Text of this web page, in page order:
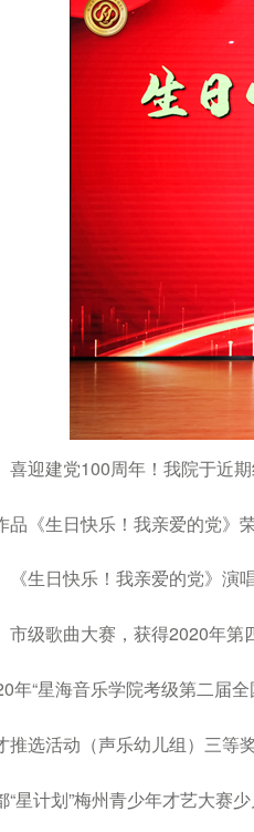
喜迎建党100周年！ 我院于近
品《生日快乐！我亲爱的党》
《生日快乐！我亲爱的党》演
市级歌曲大赛，获得2020年第
年“星海音乐学院考级第二届
推选活动（声乐幼儿组）三等
“星计划”梅州青少年才艺大赛